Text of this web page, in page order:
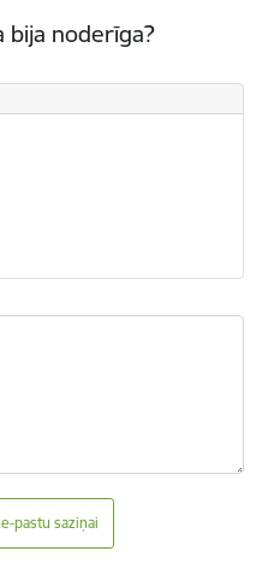
bija noderīga?
pastu saziņai